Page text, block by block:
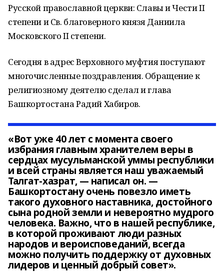
Русской православной церкви: Славы и Чести II
степени и Св. благоверного князя Даниила
Московского II степени.
Сегодня в адрес Верховного муфтия поступают
многочисленные поздравления. Обращение к
религиозному деятелю сделал и глава
Башкортостана Радий Хабиров.
«Вот уже 40 лет с момента своего
избрания главным хранителем веры в
сердцах мусульманской уммы республики
и всей страны является наш уважаемый
Талгат-хазрат, — написал он. —
Башкортостану очень повезло иметь
такого духовного наставника, достойного
сына родной земли и невероятно мудрого
человека. Важно, что в нашей республике,
в которой проживают люди разных
народов и вероисповеданий, всегда
можно получить поддержку от духовных
лидеров и ценный добрый совет».